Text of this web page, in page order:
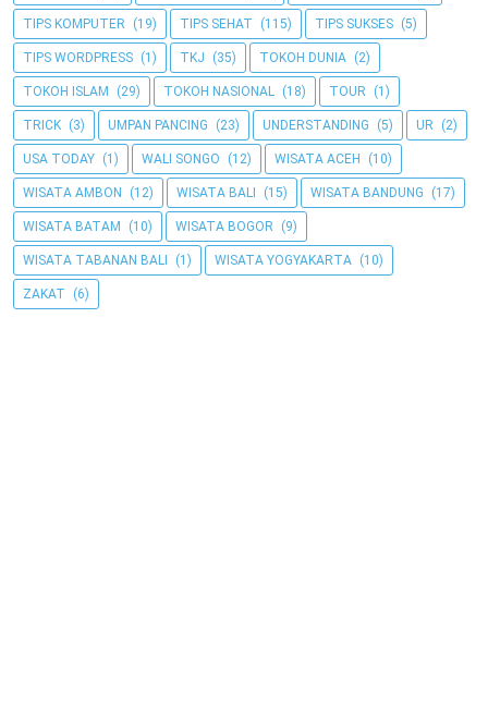
TIPS KOMPUTER (19) TIPS SEHAT (115) TIPS SUKSES (5)
TIPS WORDPRESS (1) TKJ (35) TOKOH DUNIA (2)
TOKOH ISLAM (29) TOKOH NASIONAL (18) TOUR (1)
TRICK (3) UMPAN PANCING (23) UNDERSTANDING (5) UR (2)
USA TODAY (1) WALI SONGO (12) WISATA ACEH (10)
WISATA AMBON (12) WISATA BALI (15) WISATA BANDUNG (17)
WISATA BATAM (10) WISATA BOGOR (9)
WISATA TABANAN BALI (1) WISATA YOGYAKARTA (10)
ZAKAT (6)